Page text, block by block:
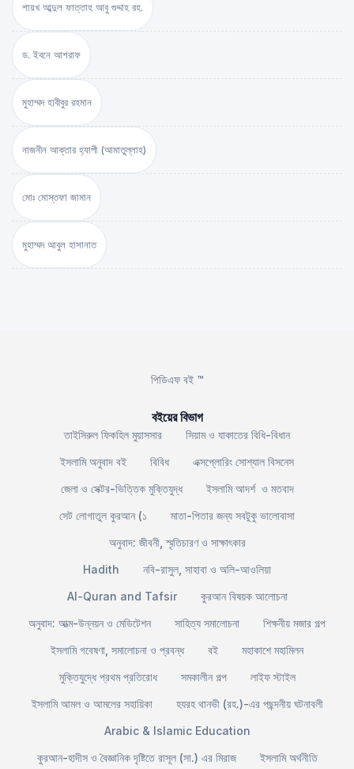
শায়খ আব্দুল ফাত্তাহ আবু গুদ্দাহ রহ.
ড. ইবনে আশরাফ
মুহাম্মদ হাবীবুর রহমান
নাজনীন আক্তার হ্যাপী (আমাতুল্লাহ)
মোঃ মোস্তফা জামান
মুহাম্মদ আবুল হাসানাত
পিডিএফ বই ™
বইয়ের বিভাগ
তাইসিরুল ফিকহিল মুয়াসসার
সিয়াম ও যাকাতের বিধি-বিধান
ইসলামি অনুবাদ বই
বিবিধ
এক্সপ্লোরিং সোশ্যাল বিসনেস
জেলা ও সেক্টর-ভিত্তিক মুক্তিযুদ্ধ
ইসলামি আদর্শ ও মতবাদ
সেট লোগাতুল কুরআন (১
মাতা-পিতার জন্য সবটুকু ভালোবাসা
অনুবাদ: জীবনী, স্মৃতিচারণ ও সাক্ষাৎকার
Hadith
নবি-রাসুল, সাহাবা ও অলি-আওলিয়া
Al-Quran and Tafsir
কুরআন বিষয়ক আলোচনা
অনুবাদ: আত্ম-উন্নয়ন ও মেডিটেশন
সাহিত্য সমালোচনা
শিক্ষনীয় মজার গল্প
ইসলামি গবেষণা, সমালোচনা ও প্রবন্ধ
বই
মহাকাশে মহামিলন
মুক্তিযুদ্ধে প্রথম প্রতিরোধ
সমকালীন গল্প
লাইফ স্টাইল
ইসলামি আমল ও আমলের সহায়িকা
হযরহ থানভী (রহ.)-এর পছন্দনীয় ঘটনাবলী
Arabic & Islamic Education
কুরআন-হাদীস ও বৈজ্ঞানিক দৃষ্টিতে রাসূল (সা.) এর মিরাজ
ইসলামি অর্থনীতি